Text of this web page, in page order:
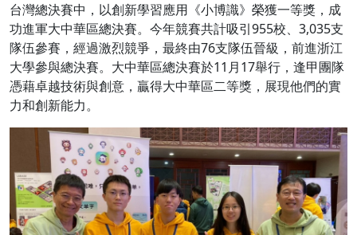
台灣總決賽中，以創新學習應用《小博識》榮獲一等獎，成
功進軍大中華區總決賽。今年競賽共計吸引955校、3,035支
隊伍參賽，經過激烈競爭，最終由76支隊伍晉級，前進浙江
大學參與總決賽。大中華區總決賽於11月17舉行，逢甲團隊
憑藉卓越技術與創意，贏得大中華區二等獎，展現他們的實
力和創新能力。